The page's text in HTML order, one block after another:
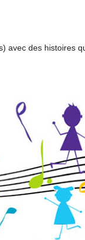
avec des histoires